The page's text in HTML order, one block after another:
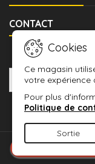
CONTACT
Cookies
Ce magasin
votre expérience
Pour plus
Politique de
Sortie
© Copyright 2026